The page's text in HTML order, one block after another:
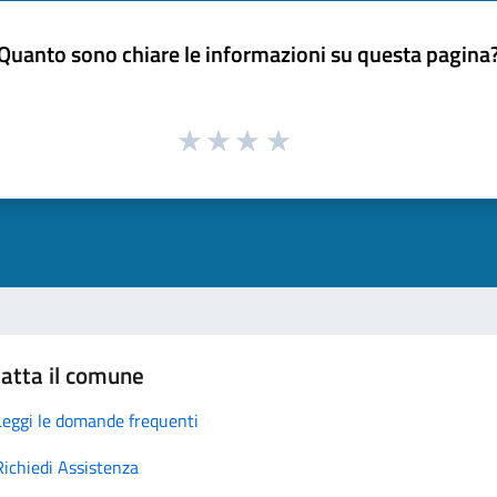
sono chiare le informazioni su questa
il comune
le domande frequenti
Assistenza